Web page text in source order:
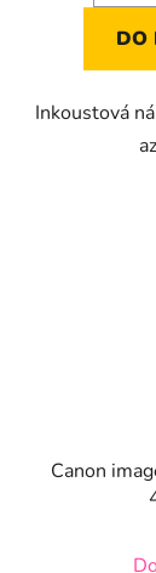
DO
Inkoustová
Canon